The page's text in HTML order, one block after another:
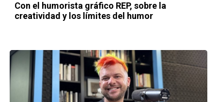
Con el humorista gráfico REP, sobre la
creatividad y los límites del humor